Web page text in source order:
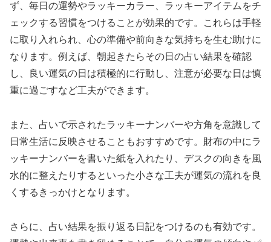
ず、毎日の運勢やラッキーカラー、ラッキーアイテムをチ
ェックする習慣をつけることが効果的です。これらは手軽
に取り入れられ、心の準備や前向きな気持ちを生む助けに
なります。例えば、朝起きたらその日の占い結果を確認
し、良い運気の日は積極的に行動し、注意が必要な日は慎
重に過ごすなど工夫ができます。
また、占いで示されたラッキーナンバーや方角を意識して
日常生活に反映させることもおすすめです。財布の中にラ
ッキーナンバーを書いた紙を入れたり、デスクの向きを風
水的に整えたりするといった小さな工夫が運気の流れを良
くするきっかけとなります。
さらに、占い結果を振り返る日記をつけるのも有効です。